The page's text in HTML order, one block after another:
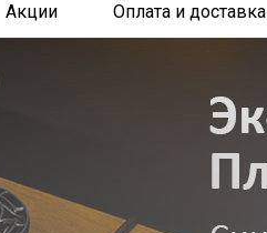
Акции Оплата и доставка